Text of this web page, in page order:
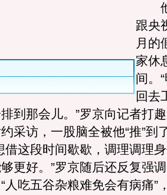
他
跟央
月的
家休
间。
回去
到那会儿。”罗京向记者打
采访，一股脑全被他“推”到
借这段时间歇歇，调理调理
更好。”罗京随后还反复强
人吃五谷杂粮难免会有病痛”